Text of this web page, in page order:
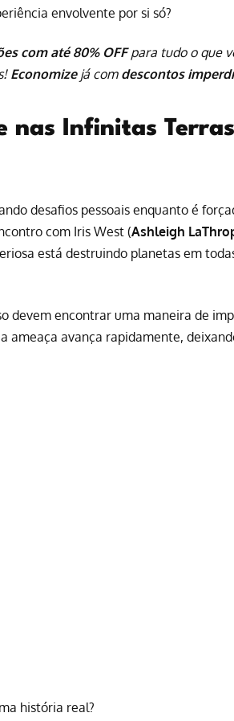
envolvente por si só?
com até 80% OFFpara tudo o que
Economizejá com descontos
nas Infinitas
desafios pessoais enquanto é
com Iris West (Ashleigh
está destruindo planetas em
devem encontrar uma maneira de
ameaça avança rapidamente,
história real?